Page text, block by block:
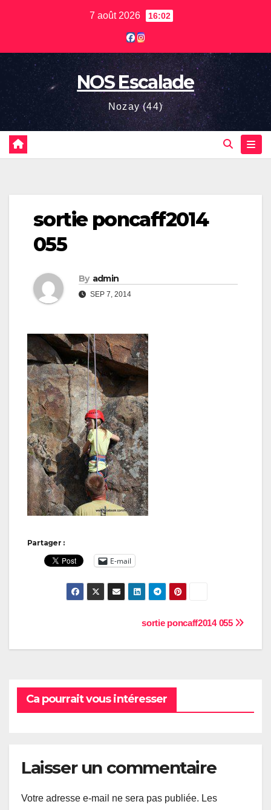
7 août 2026 16:02
NOS Escalade
Nozay (44)
sortie poncaff2014
055
By admin
SEP 7, 2014
Partager :
E-mail
de
sortie poncaff2014 055
Ca pourrait vous intéresser
Laisser un commentaire
Votre adresse e-mail ne sera pas publiée. Les